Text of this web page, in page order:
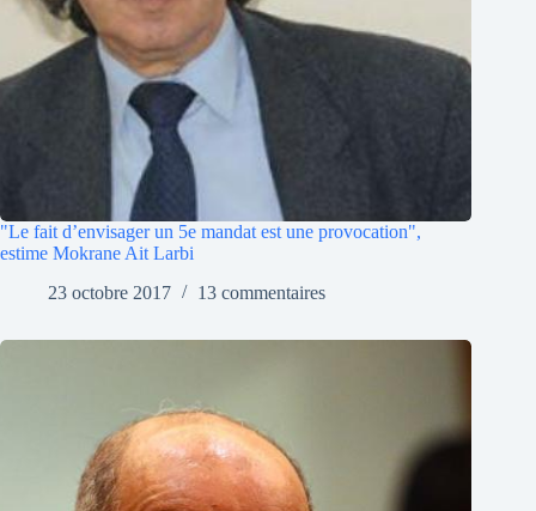
"Le fait d’envisager un 5e mandat est une provocation",
estime Mokrane Ait Larbi
23 octobre 2017
13 commentaires